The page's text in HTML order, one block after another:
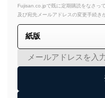
Fujisan.co.jpで既に定期購読をなさっ
及び宛先メールアドレスの変更手続き